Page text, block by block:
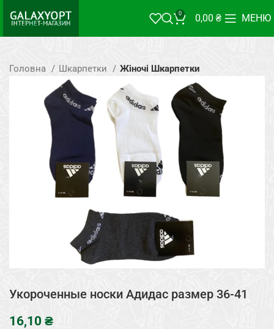
0 0,00 ₴ МЕНЮ
Головна Шкарпетки Жіночі Шкарпетки
Укороченные носки Адидас размер 36-41
₴